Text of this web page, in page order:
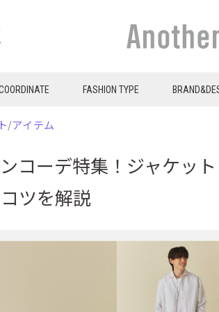
FASHION TYPE
/アイテム
コーデ特集！ジャケッ
ツを解説